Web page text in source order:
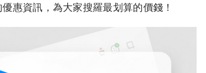
惠資訊，為大家搜羅最划算的價錢！